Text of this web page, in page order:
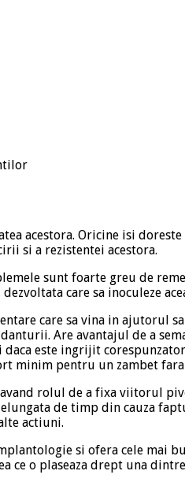
acestora. Oricine isi
si a rezistentei acestora.
sunt foarte greu de
care sa inoculeze
care sa vina in ajutorul
Are avantajul de a
daca este ingrijit
minim pentru un zambet fara
rolul de a fixa viitorul
de timp din cauza
actiuni.
si ofera cele mai
ce o plaseaza drept una